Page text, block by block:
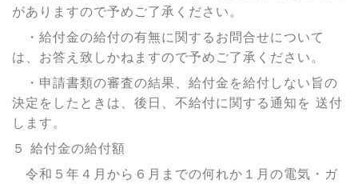
がありますので予めご了承ください。
・給付金の給付の有無に関するお問合せについて
は、お答え致しかねますので予めご了承ください。
・申請書類の審査の結果、給付金を給付しない旨の
決定をしたときは、後日、不給付に関する通知を 送付
します。
５ 給付金の給付額
令和５年４月から６月までの何れか１月の電気・ガ